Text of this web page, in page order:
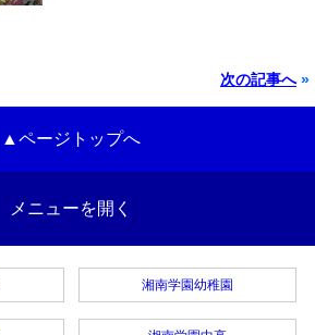
次の記事へ»
▲ページトップへ
メニューを開く
湘南学園幼稚園